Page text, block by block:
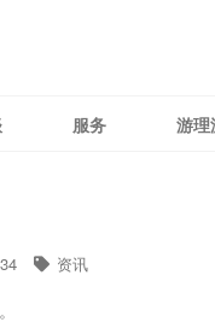
服务 游理
资讯